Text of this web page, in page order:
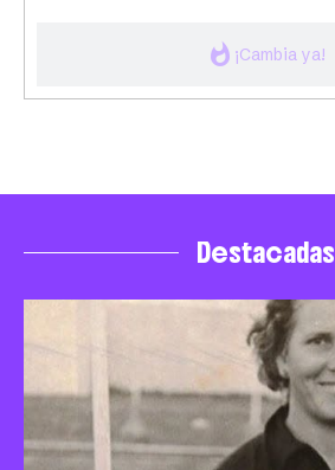
whatshot ¡Cambia ya!
Destacadas